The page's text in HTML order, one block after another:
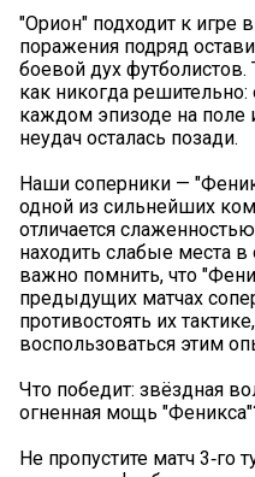
"Орион" подходит к игре
поражения подряд
боевой дух
как никогда
каждом эпизоде на поле
неудач осталась позади.
Наши соперники —
одной из сильнейших
отличается
находить слабые места
важно помнить, что
предыдущих матчах
противостоять их
воспользоваться этим
Что победит: звёздная
огненная мощь
Не пропустите матч 3‑го